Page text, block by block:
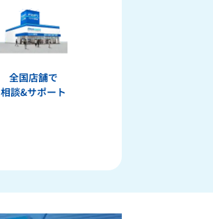
全国店舗で
相談&サポート